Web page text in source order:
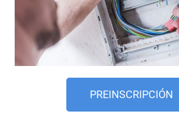
PREINSCRIPCIÓN